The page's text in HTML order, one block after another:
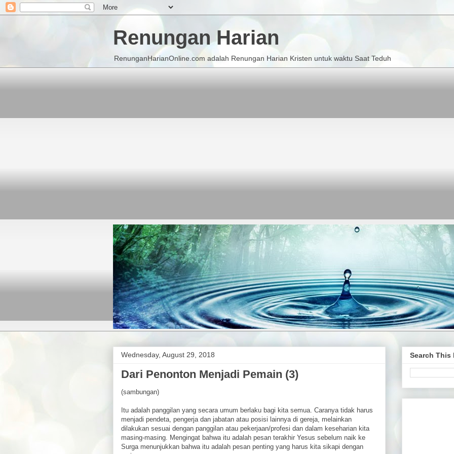
Renungan Harian
RenunganHarianOnline.com adalah Renungan Harian Kristen untuk waktu Saat Teduh
Wednesday, August 29, 2018
Dari Penonton Menjadi Pemain (3)
(sambungan)
Itu adalah panggilan yang secara umum berlaku bagi kita semua. Caranya tidak harus
menjadi pendeta, pengerja dan jabatan atau posisi lainnya di gereja, melainkan
dilakukan sesuai dengan panggilan atau pekerjaan/profesi dan dalam keseharian kita
masing-masing. Mengingat bahwa itu adalah pesan terakhir Yesus sebelum naik ke
Surga menunjukkan bahwa itu adalah pesan penting yang harus kita sikapi dengan
Search This